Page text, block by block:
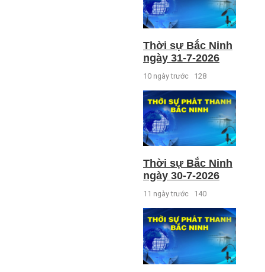
Thời sự Bắc Ninh
ngày 31-7-2026
10 ngày trước 128
Thời sự Bắc Ninh
ngày 30-7-2026
11 ngày trước 140